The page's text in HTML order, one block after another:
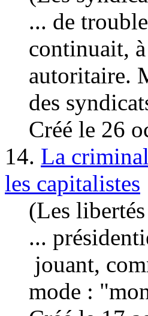
... de
continuait,
autoritaire.
des
Créé le 26
14. La
les capitalistes
(Les
...
jouant,
mode :